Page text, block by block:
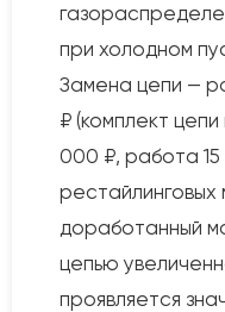
при холодном
Замена цепи —
₽ (комплект
000 ₽, работа
рестайлинговых
доработанный
цепью
проявляется